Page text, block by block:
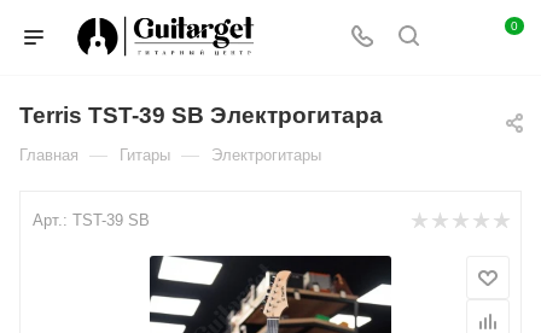
0
Terris TST-39 SB Электрогитара
Главная — Гитары — Электрогитары
Арт.: TST-39 SB